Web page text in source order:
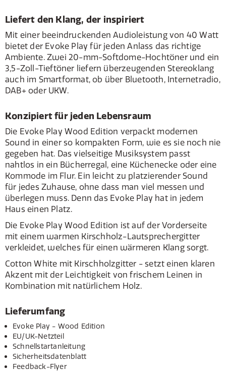
Liefert den Klang, der inspiriert
Mit einer beeindruckenden Audioleistung von 40 Watt
bietet der Evoke Play für jeden Anlass das richtige
Ambiente. Zwei 20-mm-Softdome-Hochtöner und ein
3,5-Zoll-Tieftöner liefern überzeugenden Stereoklang
auch im Smartformat, ob über Bluetooth, Internetradio,
DAB+ oder UKW.
Konzipiert für jeden Lebensraum
Die Evoke Play Wood Edition verpackt modernen
Sound in einer so kompakten Form, wie es sie noch nie
gegeben hat. Das vielseitige Musiksystem passt
nahtlos in ein Bücherregal, eine Küchenecke oder eine
Kommode im Flur. Ein leicht zu platzierender Sound
für jedes Zuhause, ohne dass man viel messen und
überlegen muss. Denn das Evoke Play hat in jedem
Haus einen Platz.
Die Evoke Play Wood Edition ist auf der Vorderseite
mit einem warmen Kirschholz-Lautsprechergitter
verkleidet, welches für einen wärmeren Klang sorgt.
Cotton White mit Kirschholzgitter - setzt einen klaren
Akzent mit der Leichtigkeit von frischem Leinen in
Kombination mit natürlichem Holz.
Lieferumfang
Evoke Play - Wood Edition
EU/UK-Netzteil
Schnellstartanleitung
Sicherheitsdatenblatt
Feedback-Flyer